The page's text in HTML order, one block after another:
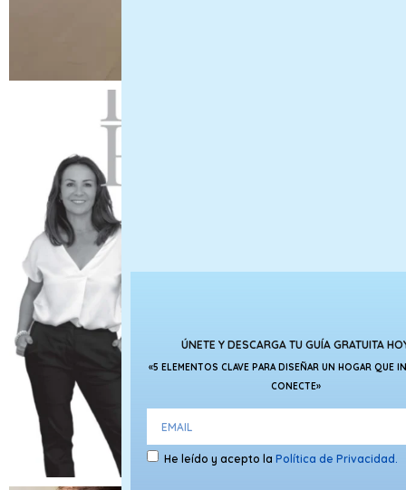
ÚNETE Y DESCARGA TU GUÍA GRATUITA
«5 ELEMENTOS CLAVE PARA DISEÑAR UN HOGAR QUE
CONECTE»
He leído y acepto laPolítica de Privacidad.